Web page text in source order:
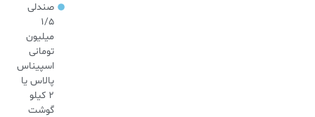
صندلی
۱/۵
میلیون
تومانی
اسپیناس
پالاس یا
۲ کیلو
گوشت